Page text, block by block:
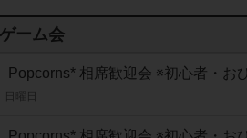
ーム会
Popcorns* 相席歓迎会 ※初心者・お
曜日